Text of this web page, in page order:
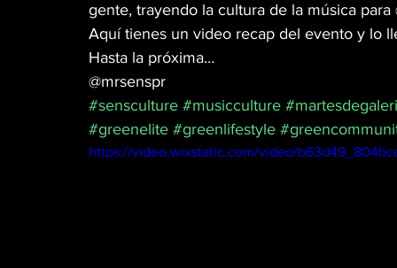
GREEN TIPS HIGH LIGHTS WEB3
VETERANOS
CANNA GLAMOUR
gente, trayendo la cultura de la música para
Aquí tienes un video recap del evento y lo
Hasta la próxima…
@mrsenspr
#sensculture #musicculture
#greenelite #greenlifestyle
https://video.wixstatic.com/video/